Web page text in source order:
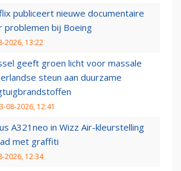
publiceert nieuwe documentaire
problemen bij Boeing
2026, 13:22
geeft groen licht voor massale
steun aan duurzame
08-2026, 12:41
A321neo in Wizz Air-kleurstelling
met graffiti
2026, 12:34